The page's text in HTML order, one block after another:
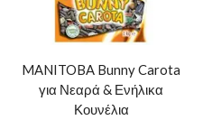
MANITOBA Bunny Carota
για Νεαρά & Ενήλικα
Κουνέλια